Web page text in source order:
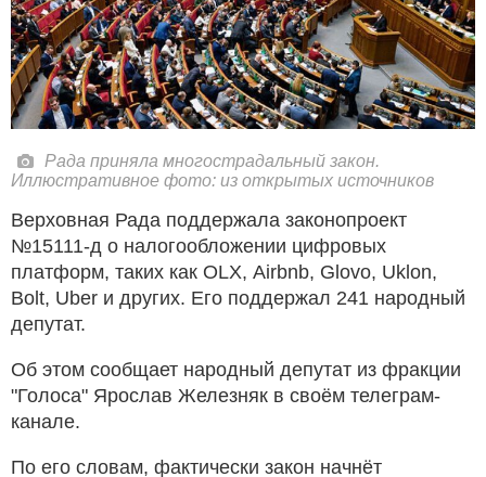
Рада приняла многострадальный закон.
Иллюстративное фото: из открытых источников
Верховная Рада поддержала законопроект
№15111-д о налогообложении цифровых
платформ, таких как OLX, Airbnb, Glovo, Uklon,
Bolt, Uber и других. Его поддержал 241 народный
депутат.
Об этом сообщает народный депутат из фракции
"Голоса" Ярослав Железняк в своём телеграм-
канале.
По его словам, фактически закон начнёт